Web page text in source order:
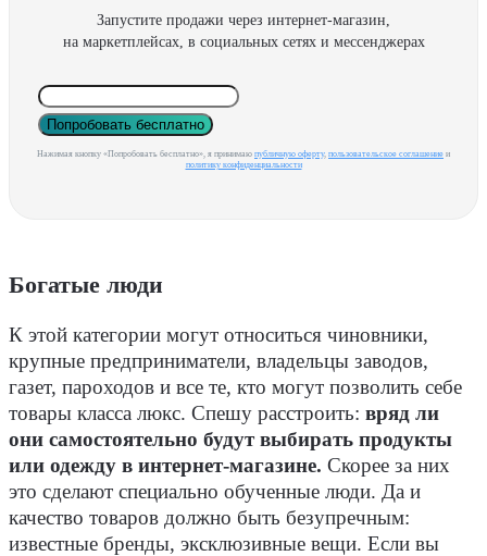
Запустите продажи через интернет-магазин,
на маркетплейсах, в социальных сетях и мессенджерах
Попробовать бесплатно
Нажимая кнопку «Попробовать бесплатно», я принимаю публичную оферту, пользовательское соглашение и
политику конфиденциальности
Богатые люди
К этой категории могут относиться чиновники,
крупные предприниматели, владельцы заводов,
газет, пароходов и все те, кто могут позволить себе
товары класса люкс. Спешу расстроить: вряд ли
они самостоятельно будут выбирать продукты
или одежду в интернет-магазине. Скорее за них
это сделают специально обученные люди. Да и
качество товаров должно быть безупречным:
известные бренды, эксклюзивные вещи. Если вы